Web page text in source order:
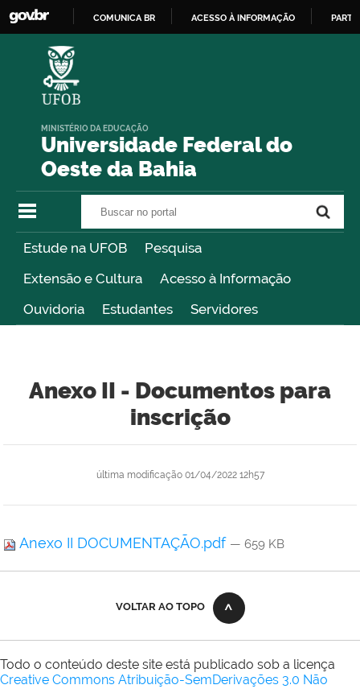
COMUNICA BR ACESSO À INFORMAÇÃO
Universidade Federal do
Oeste da Bahia
MINISTÉRIO DA EDUCAÇÃO
Estude na UFOB
Pesquisa
Extensão e Cultura
Acesso à Informação
Ouvidoria
Estudantes Servidores
Anexo II - Documentos para
inscrição
última modificação01/04/2022 12h57
Anexo II DOCUMENTAÇÃO.pdf — 659 KB
VOLTAR AO TOPO
Todo o conteúdo deste site está publicado sob a licença
Creative Commons Atribuição-SemDerivações 3.0 Não